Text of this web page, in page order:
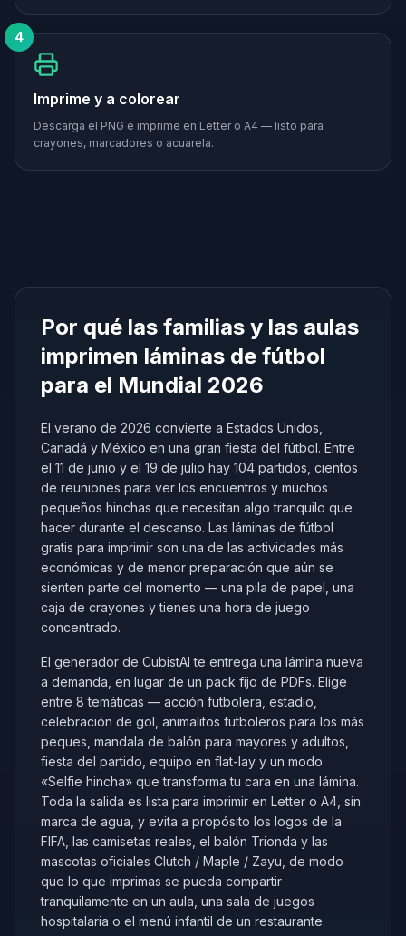
4
Imprime y a colorear
Descarga el PNG e imprime en Letter o A4 — listo para
crayones, marcadores o acuarela.
Por qué las familias y las aulas
imprimen láminas de fútbol
para el Mundial 2026
El verano de 2026 convierte a Estados Unidos,
Canadá y México en una gran fiesta del fútbol. Entre
el 11 de junio y el 19 de julio hay 104 partidos, cientos
de reuniones para ver los encuentros y muchos
pequeños hinchas que necesitan algo tranquilo que
hacer durante el descanso. Las láminas de fútbol
gratis para imprimir son una de las actividades más
económicas y de menor preparación que aún se
sienten parte del momento — una pila de papel, una
caja de crayones y tienes una hora de juego
concentrado.
El generador de CubistAI te entrega una lámina nueva
a demanda, en lugar de un pack fijo de PDFs. Elige
entre 8 temáticas — acción futbolera, estadio,
celebración de gol, animalitos futboleros para los más
peques, mandala de balón para mayores y adultos,
fiesta del partido, equipo en flat-lay y un modo
«Selfie hincha» que transforma tu cara en una lámina.
Toda la salida es lista para imprimir en Letter o A4, sin
marca de agua, y evita a propósito los logos de la
FIFA, las camisetas reales, el balón Trionda y las
mascotas oficiales Clutch / Maple / Zayu, de modo
que lo que imprimas se pueda compartir
tranquilamente en un aula, una sala de juegos
hospitalaria o el menú infantil de un restaurante.